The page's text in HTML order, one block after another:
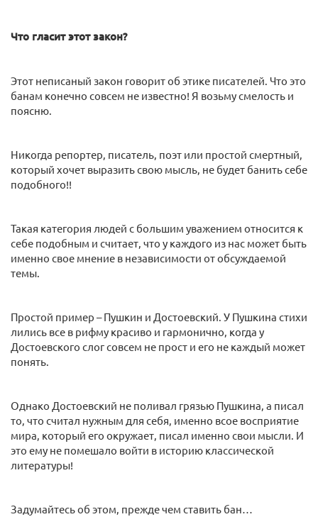
Что гласит этот закон?
Этот неписаный закон говорит об этике писателей. Что это
банам конечно совсем не известно! Я возьму смелость и
поясню.
Никогда репортер, писатель, поэт или простой смертный,
который хочет выразить свою мысль, не будет банить себе
подобного!!
Такая категория людей с большим уважением относится к
себе подобным и считает, что у каждого из нас может быть
именно свое мнение в независимости от обсуждаемой
темы.
Простой пример – Пушкин и Достоевский. У Пушкина стихи
лились все в рифму красиво и гармонично, когда у
Достоевского слог совсем не прост и его не каждый может
понять.
Однако Достоевский не поливал грязью Пушкина, а писал
то, что считал нужным для себя, именно всое восприятие
мира, который его окружает, писал именно свои мысли. И
это ему не помешало войти в историю классической
литературы!
Задумайтесь об этом, прежде чем ставить бан…